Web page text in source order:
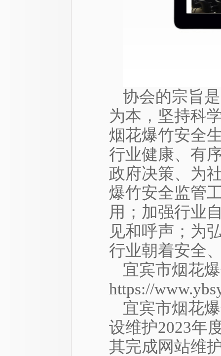
协会的宗旨
为本，坚持科
烟花爆竹安全
行业健康、有
政府决策、为
爆竹安全监管
用；加强行业
见和呼声；为
行业朝着安全
宜宾市烟花
https://
宜宾市烟花
设维护2023年
其完成网站维